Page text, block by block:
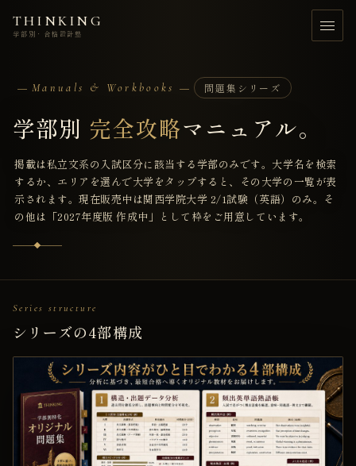
THINKING
学部別・合格設計塾
トップ Home
学部別戦略 Strategy
サポート体制
合格者の声 Voices
料金・入塾
問題集 Manuals
よくある質問 FAQ
Manuals & Workbooks 問題集シリーズ
学部別 完全攻略マニュアル。
掲載は私立文系の入試区分に該当する学部のみです。大学名を検索
するか、エリアを選んで大学をタップすると、その大学の一覧が表
示されます。現在販売中は関西学院大学 2/1試験（英語）のみ。そ
の他は「2027年度版 作成中」として枠をご用意しています。
Series structure
シリーズの4部構成